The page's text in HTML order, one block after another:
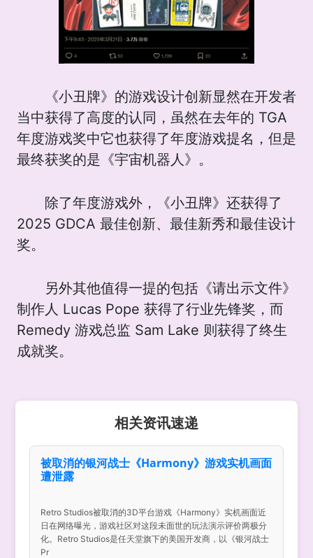
《小丑牌》的游戏设计创新显然在开发者
当中获得了高度的认同，虽然在去年的 TGA
年度游戏奖中它也获得了年度游戏提名，但是
最终获奖的是《宇宙机器人》。
除了年度游戏外，《小丑牌》还获得了
2025 GDCA 最佳创新、最佳新秀和最佳设计
奖。
另外其他值得一提的包括《请出示文件》
制作人 Lucas Pope 获得了行业先锋奖，而
Remedy 游戏总监 Sam Lake 则获得了终生
成就奖。
相关资讯速递
被取消的银河战士《Harmony》游戏实机画面
遭泄露
Retro Studios被取消的3D平台游戏《Harmony》实机画面近
日在网络曝光，游戏社区对这段未面世的玩法演示评价两极分
化。Retro Studios是任天堂旗下的美国开发商，以《银河战士
Pr